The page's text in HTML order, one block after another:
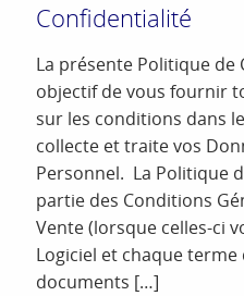
Confidentialité
La présente Politique
objectif de vous fournir
sur les conditions dans
collecte et traite vos
Personnel. La Politique
partie des Conditions
Vente (lorsque celles-ci
Logiciel et chaque terme
documents […]